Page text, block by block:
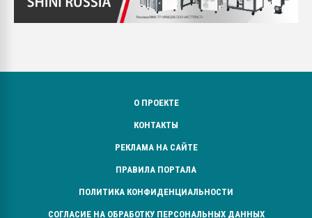
О ПРОЕКТЕ
КОНТАКТЫ
РЕКЛАМА НА САЙТЕ
ПРАВИЛА ПОРТАЛА
ПОЛИТИКА КОНФИДЕНЦИАЛЬНОСТИ
СОГЛАСИЕ НА ОБРАБОТКУ ПЕРСОНАЛЬНЫХ ДАННЫХ